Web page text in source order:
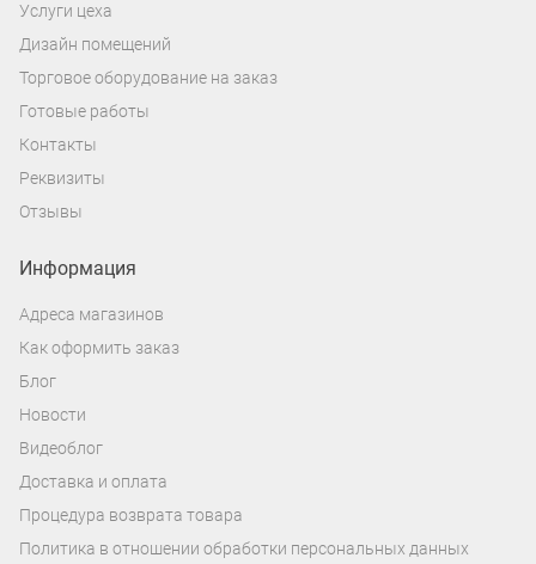
Услуги цеха
Дизайн помещений
Торговое оборудование на заказ
Готовые работы
Контакты
Реквизиты
Отзывы
Информация
Адреса магазинов
Как оформить заказ
Блог
Новости
Видеоблог
Доставка и оплата
Процедура возврата товара
Политика в отношении обработки персональных данных